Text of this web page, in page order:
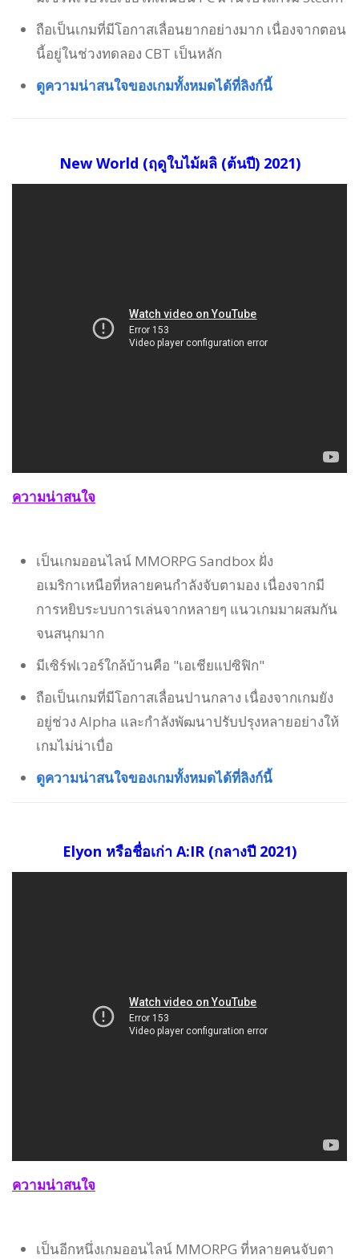
ถือเป็นเกมที่มีโอกาสเลื่อนยากอย่างมาก เนื่องจากตอน
นี้อยู่ในช่วงทดลอง CBT เป็นหลัก
ดูความน่าสนใจของเกมทั้งหมดได้ที่ลิงก์นี้
New World (ฤดูใบไม้ผลิ (ต้นปี) 2021)
ความน่าสนใจ
เป็นเกมออนไลน์ MMORPG Sandbox ฝั่ง
อเมริกาเหนือที่หลายคนกำลังจับตามอง เนื่องจากมี
การหยิบระบบการเล่นจากหลายๆ แนวเกมมาผสมกัน
จนสนุกมาก
มีเซิร์ฟเวอร์ใกล้บ้านคือ "เอเชียแปซิฟิก"
ถือเป็นเกมที่มีโอกาสเลื่อนปานกลาง เนื่องจากเกมยัง
อยู่ช่วง Alpha และกำลังพัฒนาปรับปรุงหลายอย่างให้
เกมไม่น่าเบื่อ
ดูความน่าสนใจของเกมทั้งหมดได้ที่ลิงก์นี้
Elyon หรือชื่อเก่า A:IR (กลางปี 2021)
ความน่าสนใจ
เป็นอีกหนึ่งเกมออนไลน์ MMORPG ที่หลายคนจับตา